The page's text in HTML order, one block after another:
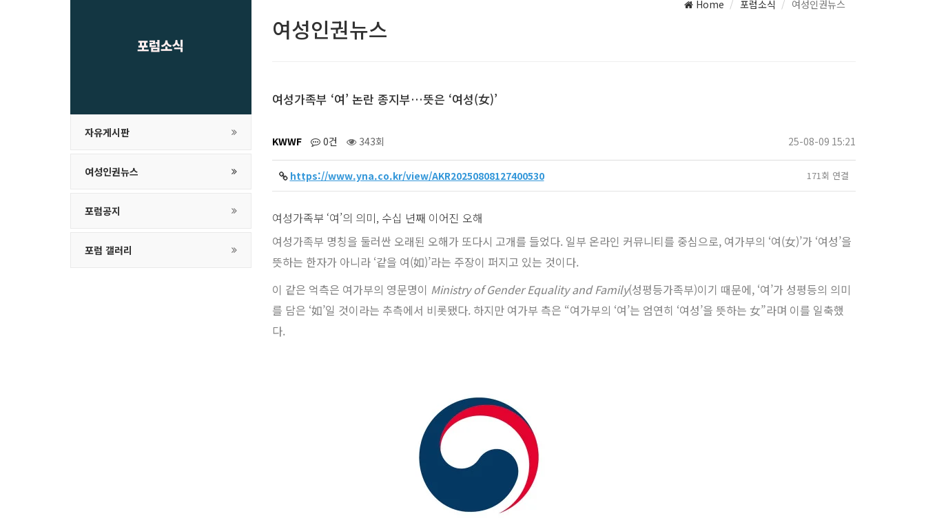
포럼소식
자유게시판
여성인권뉴스
포럼공지
포럼 갤러리
Home 포럼소식 여성인권뉴스
여성인권뉴스
여성가족부 ‘여’ 논란 종지부…뜻은 ‘여성(女)’
KWWF 0건 343회 25-08-09 15:21
https://www.yna.co.kr/view/AKR20250808127400530 171회 연결
여성가족부 ‘여’의 의미, 수십 년째 이어진 오해
여성가족부 명칭을 둘러싼 오래된 오해가 또다시 고개를 들었다. 일부 온라인 커뮤니티를 중심으로, 여가부의 ‘여(女)’가 ‘여성’을
뜻하는 한자가 아니라 ‘같을 여(如)’라는 주장이 퍼지고 있는 것이다.
이 같은 억측은 여가부의 영문명이 Ministry of Gender Equality and Family(성평등가족부)이기 때문에, ‘여’가 성평등의 의미
를 담은 ‘如’일 것이라는 추측에서 비롯됐다. 하지만 여가부 측은 “여가부의 ‘여’는 엄연히 ‘여성’을 뜻하는 女”라며 이를 일축했
다.